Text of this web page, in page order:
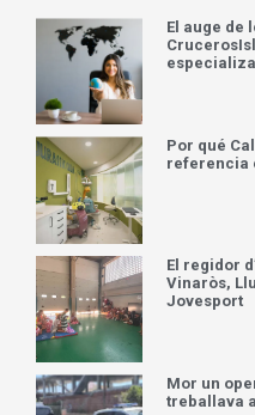
El auge de
Por qué
referencia
El regidor
Vinaròs,
Jovesport
Mor un
treballava